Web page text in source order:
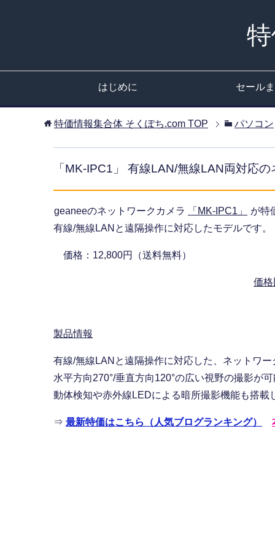
はじめに セール
特価情報集合体 そくぽち.com TOP パソコン
「MK-IPC1」 有線LAN/無線LAN両対応
geaneeのネットワークカメラ 「MK-IPC1」
が特
有線/無線LANと遠隔操作に対応したモデルです。
価格：12,800円（送料無料）
価
製品情報
有線/無線LANと遠隔操作に対応した、ネットワ
水平方向270°/垂直方向120°の広い視野の撮影が
動体検知や赤外線LEDによる暗所撮影機能も搭載
⇒ 最新特価はこちら（人気ブログランキング）